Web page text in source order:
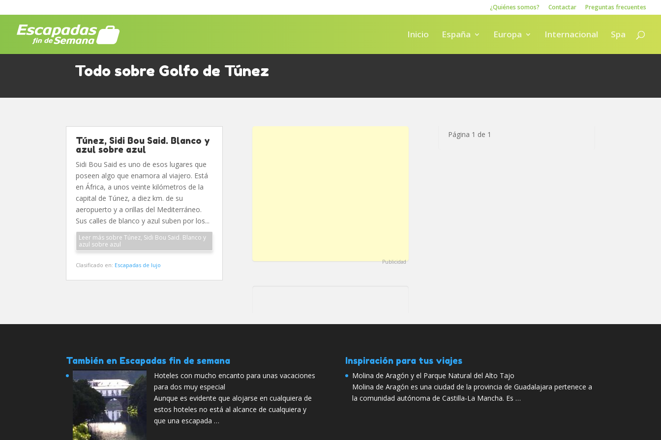
¿Quiénes somos? Contactar Preguntas frecuentes
Inicio España Europa Internacional Spa
Todo sobre Golfo de Túnez
Túnez, Sidi Bou Said. Blanco y
azul sobre azul
Sidi Bou Said es uno de esos lugares que
poseen algo que enamora al viajero. Está
en África, a unos veinte kilómetros de la
capital de Túnez, a diez km. de su
aeropuerto y a orillas del Mediterráneo.
Sus calles de blanco y azul suben por los...
Leer más sobre Túnez, Sidi Bou Said. Blanco y
azul sobre azul
Clasificado en: Escapadas de lujo Publicidad
Página 1 de 1
También en Escapadas fin de semana
Hoteles con mucho encanto para unas vacaciones
para dos muy especial
Aunque es evidente que alojarse en cualquiera de
estos hoteles no está al alcance de cualquiera y
que una escapada …
Inspiración para tus viajes
Molina de Aragón y el Parque Natural del Alto Tajo
Molina de Aragón es una ciudad de la provincia de Guadalajara pertenece a
la comunidad autónoma de Castilla-La Mancha. Es …